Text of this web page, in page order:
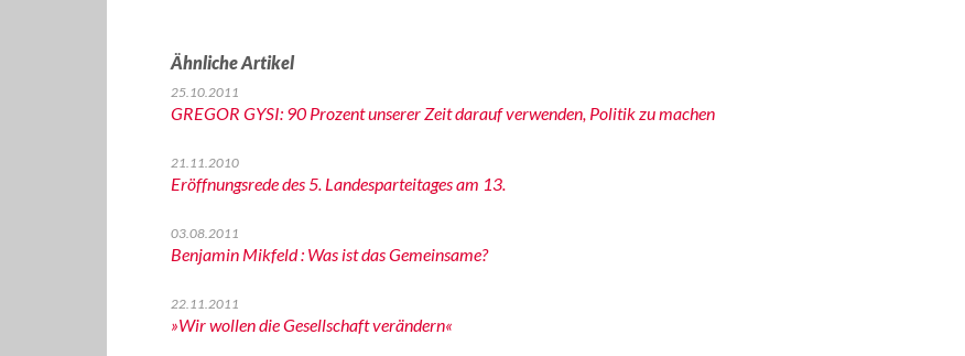
Ähnliche Artikel
25.10.2011
GREGOR GYSI: 90 Prozent unserer Zeit darauf verwenden, Politik zu machen
21.11.2010
Eröffnungsrede des 5. Landesparteitages am 13.
03.08.2011
Benjamin Mikfeld : Was ist das Gemeinsame?
22.11.2011
»Wir wollen die Gesellschaft verändern«